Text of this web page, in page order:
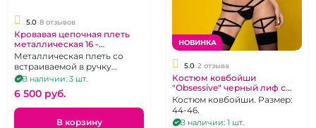
5.0 8 отзывов
Кровавая цепочная плеть
металлическая 16 -
хвостовка с пробочкой в
рукоятке
Металлическая плеть со
встраиваемой в ручку
анальной пробкой -
елочкой, цвет темное
серебро.
В наличии: 3 шт.
6 500 pуб.
В корзину
НОВИНКА
5.0 2 отзыва
Костюм ковбойши
"Obsessive" черный лиф с
бахромой и трусики
Костюм ковбойши. Размер:
44-46.
В наличии: 1 шт.